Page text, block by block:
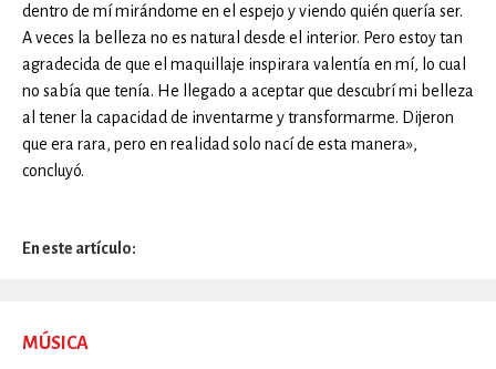
dentro de mí mirándome en el espejo y viendo quién quería ser.
A veces la belleza no es natural desde el interior. Pero estoy tan
agradecida de que el maquillaje inspirara valentía en mí, lo cual
no sabía que tenía. He llegado a aceptar que descubrí mi belleza
al tener la capacidad de inventarme y transformarme. Dijeron
que era rara, pero en realidad solo nací de esta manera»,
concluyó.
En este artículo:
MÚSICA